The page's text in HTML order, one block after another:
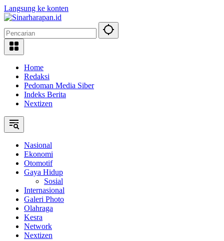
Langsung ke konten
Home
Redaksi
Pedoman Media Siber
Indeks Berita
Nextizen
Nasional
Ekonomi
Otomotif
Gaya Hidup
Sosial
Internasional
Galeri Photo
Olahraga
Kesra
Network
Nextizen